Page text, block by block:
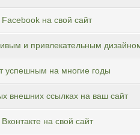
на свой сайт
и привлекательным
успешным на многие годы
внешних ссылках на ваш сайт
на свой сайт